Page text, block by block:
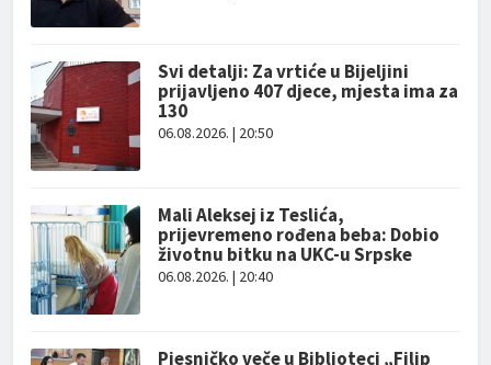
Svi detalji: Za vrtiće u Bijeljini
prijavljeno 407 djece, mjesta ima za
130
06.08.2026. | 20:50
Mali Aleksej iz Teslića,
prijevremeno rođena beba: Dobio
životnu bitku na UKC-u Srpske
06.08.2026. | 20:40
Pjesničko veče u Biblioteci „Filip